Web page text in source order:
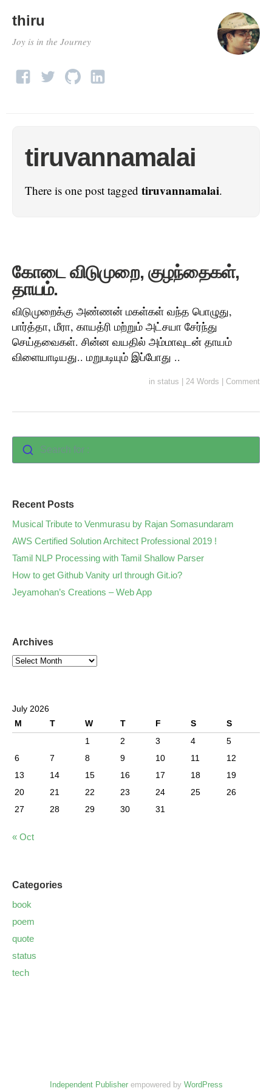
thiru
Joy is in the Journey
tiruvannamalai
There is one post tagged tiruvannamalai.
கோடை விடுமுறை, குழந்தைகள்,
தாயம்.
விடுமுறைக்கு அண்ணன் மகள்கள் வந்த பொழுது,
பார்த்தா, மீரா, காயத்ரி மற்றும் அட்சயா சேர்ந்து
செய்தவைகள். சின்ன வயதில் அம்மாவுடன் தாயம்
விளையாடியது.. மறுபடியும் இப்போது ..
in status 24 Words Comment
Search for :
Recent Posts
Musical Tribute to Venmurasu by Rajan Somasundaram
AWS Certified Solution Architect Professional 2019 !
Tamil NLP Processing with Tamil Shallow Parser
How to get Github Vanity url through Git.io?
Jeyamohan’s Creations – Web App
Archives
July 2026
M
T W T F S
S
1
2 3 4
5
6
7 8 9 10 11
12
13
14 15 16 17 18
19
20
21 22 23 24 25
26
27
28 29 30 31
« Oct
Categories
book
poem
quote
status
tech
Independent Publisherempowered by WordPress